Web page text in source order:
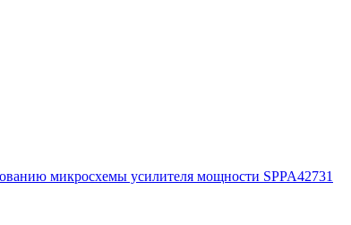
микросхемы усилителя мощности SPPA42731